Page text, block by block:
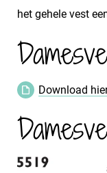
het gehele vest
Download